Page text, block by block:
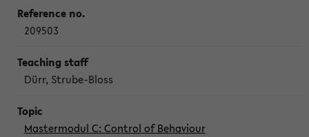
209503
Dürr, Strube-Bloss
Mastermodul C: Control of Behaviour